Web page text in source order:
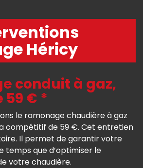
Héricy
conduit à gaz,
59 € *
le ramonage chaudière à gaz
compétitif de 59 €. Cet entretien
Il permet de garantir votre
temps que d’optimiser le
votre chaudière.